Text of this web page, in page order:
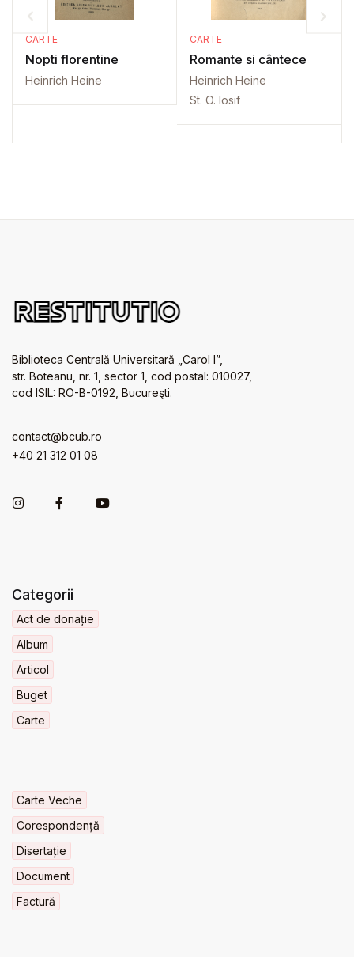
CARTE
Nopti florentine
Heinrich Heine
CARTE
Romante si cântece
Heinrich Heine
St. O. Iosif
Biblioteca Centrală Universitară „Carol I”,
str. Boteanu, nr. 1, sector 1, cod postal: 010027,
cod ISIL: RO-B-0192, Bucureşti.
contact@bcub.ro
+40 21 312 01 08
Categorii
Act de donație
Album
Articol
Buget
Carte
Carte Veche
Corespondență
Disertație
Document
Factură